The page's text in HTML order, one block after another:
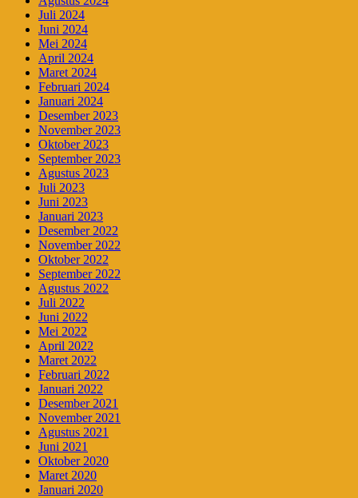
Juli 2024
Juni 2024
Mei 2024
April 2024
Maret 2024
Februari 2024
Januari 2024
Desember 2023
November 2023
Oktober 2023
September 2023
Agustus 2023
Juli 2023
Juni 2023
Januari 2023
Desember 2022
November 2022
Oktober 2022
September 2022
Agustus 2022
Juli 2022
Juni 2022
Mei 2022
April 2022
Maret 2022
Februari 2022
Januari 2022
Desember 2021
November 2021
Agustus 2021
Juni 2021
Oktober 2020
Maret 2020
Januari 2020